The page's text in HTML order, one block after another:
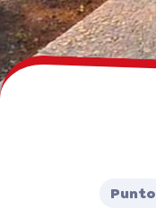
Punto